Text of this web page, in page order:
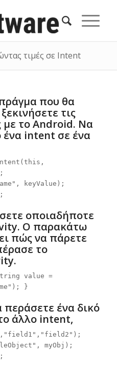
τιμές σε Intent
που θα
τις
με το Android. Να
ένα intent σε ένα
keyValue);
οποιαδήποτε
Ο παρακάτω
πώς να πάρετε
το
value =
}
περάσετε ένα δικό
άλλο intent,
myObj);